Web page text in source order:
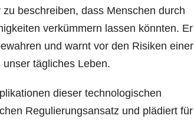
beschreiben, dass Menschen durch
verkümmern lassen könnten. Er
und warnt vor den Risiken einer
tägliches Leben.
dieser technologischen
Regulierungsansatz und plädiert für